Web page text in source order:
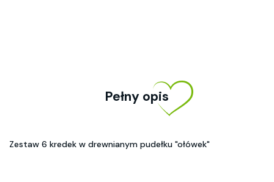
Pełny opis
Zestaw 6 kredek w drewnianym pudełku "ołówek"